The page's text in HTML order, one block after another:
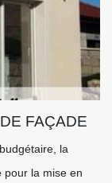
FAÇADE
la
pour la mise en